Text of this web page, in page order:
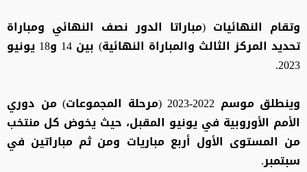
وتقام النهائيات (مباراتا الدور نصف النهائي ومباراة
تحديد المركز الثالث والمباراة النهائية) بين 14 و18 يونيو
2023.
وينطلق موسم 2022-2023 (مرحلة المجموعات) من دوري
الأمم الأوروبية في يونيو المقبل، حيث يخوض كل منتخب
من المستوى الأول أربع مباريات ومن ثم مباراتين في
سبتمبر.